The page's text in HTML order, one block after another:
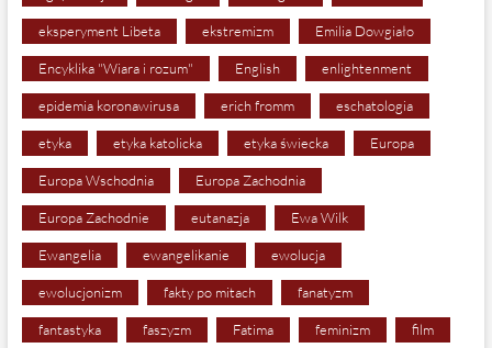
eksperyment Libeta ekstremizm Emilia Dowgiało
Encyklika "Wiara i rozum" English enlightenment
epidemia koronawirusa erich fromm eschatologia
etyka etyka katolicka etyka świecka Europa
Europa Wschodnia Europa Zachodnia
Europa Zachodnie eutanazja Ewa Wilk
Ewangelia ewangelikanie ewolucja
ewolucjonizm fakty po mitach fanatyzm
fantastyka faszyzm Fatima feminizm film